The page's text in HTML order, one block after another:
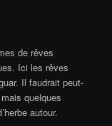
de rêves
Ici les rêves
Il faudrait peut-
quelques
autour.